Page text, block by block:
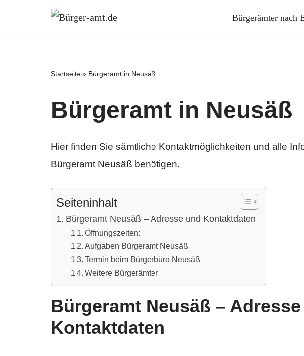
Bürgerämter nach
Startseite » Bürgeramt in Neusäß
Bürgeramt in Neusäß
Hier finden Sie sämtliche Kontaktmöglichkeiten und alle
Bürgeramt Neusäß benötigen.
Seiteninhalt
Bürgeramt Neusäß – Adresse und Kontaktdaten
Öffnungszeiten:
Aufgaben Bürgeramt Neusäß
Termin beim Bürgerbüro Neusäß
Weitere Bürgerämter
Bürgeramt Neusäß –
Kontaktdaten